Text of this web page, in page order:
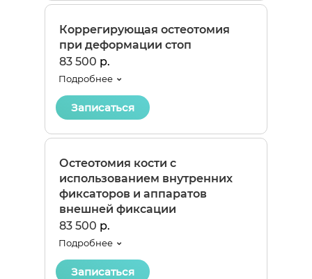
Коррегирующая остеотомия
при деформации стоп
83 500 р.
Подробнее
Записаться
Остеотомия кости с
использованием внутренних
фиксаторов и аппаратов
внешней фиксации
83 500 р.
Подробнее
Записаться